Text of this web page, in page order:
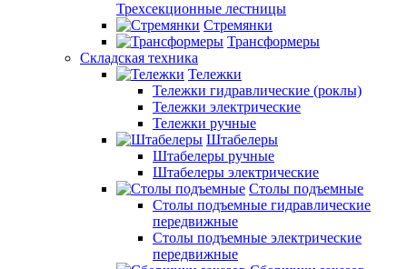
Трехсекционные лестницы
Стремянки
Трансформеры
Складская техника
Тележки
Тележки гидравлические (роклы)
Тележки электрические
Тележки ручные
Штабелеры
Штабелеры ручные
Штабелеры электрические
Столы подъемные
Столы подъемные гидравлические
передвижные
Столы подъемные электрические
передвижные